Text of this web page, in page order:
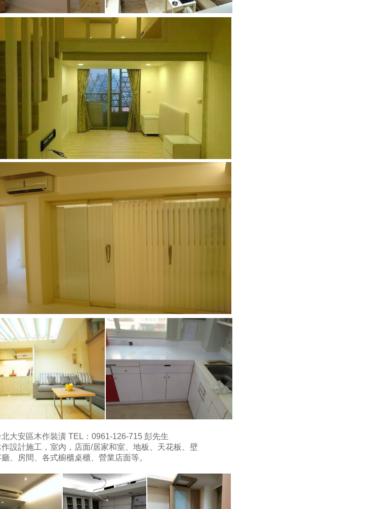
大安區木作裝潢 TEL：0961-126-715 彭先生
設計施工，室內，店面/居家和室、地板、天花板、壁
、房間、各式櫥櫃桌櫃、營業店面等。